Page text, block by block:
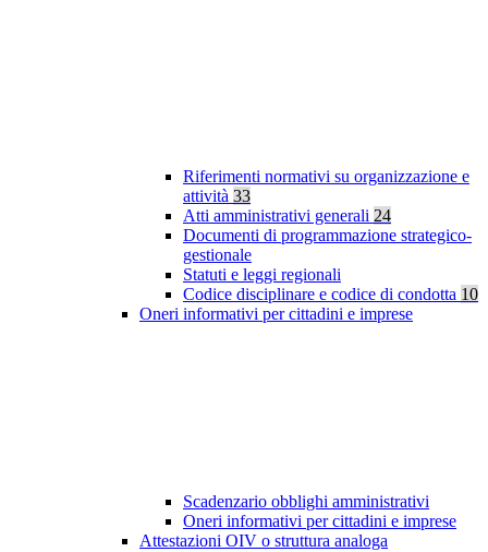
Riferimenti normativi su organizzazione e
attività 33
Atti amministrativi generali 24
Documenti di programmazione strategico-
gestionale
Statuti e leggi regionali
Codice disciplinare e codice di condotta 10
Oneri informativi per cittadini e imprese
Scadenzario obblighi amministrativi
Oneri informativi per cittadini e imprese
Attestazioni OIV o struttura analoga